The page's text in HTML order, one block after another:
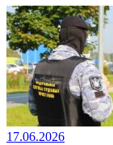
17.06.2026